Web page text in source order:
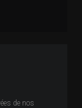
de nos